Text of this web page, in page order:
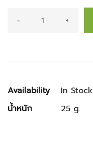
- +
Availability
In Stock
น้ำหนัก
25 g.